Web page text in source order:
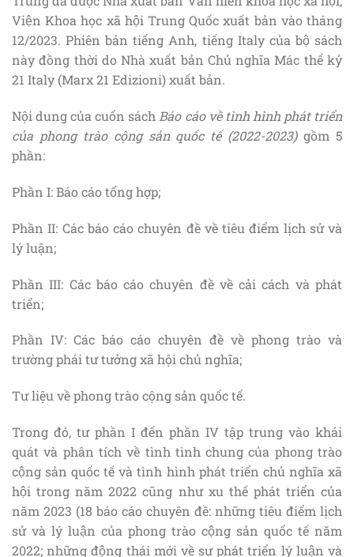
Viện Khoa học xã hội Trung Quốc xuất bản vào tháng
12/2023. Phiên bản tiếng Anh, tiếng Italy của bộ sách
này đồng thời do Nhà xuất bản Chủ nghĩa Mác thế kỷ
21 Italy (Marx 21 Edizioni) xuất bản.
Nội dung của cuốn sáchBáo cáo về tình hình phát triển
của phong trào cộng sản quốc tế (2022-2023)gồm 5
phần:
Phần I: Báo cáo tổng hợp;
Phần II: Các báo cáo chuyên đề về tiêu điểm lịch sử và
lý luận;
Phần III: Các báo cáo chuyên đề về cải cách và phát
triển;
Phần IV: Các báo cáo chuyên đề về phong trào và
trường phái tư tưởng xã hội chủ nghĩa;
Tư liệu về phong trào cộng sản quốc tế.
Trong đó, tư phần I đến phần IV tập trung vào khái
quát và phân tích về tình tình chung của phong trào
cộng sản quốc tế và tình hình phát triển chủ nghĩa xã
hội trong năm 2022 cũng như xu thế phát triển của
năm 2023 (18 báo cáo chuyên đề: những tiêu điểm lịch
sử và lý luận của phong trào cộng sản quốc tế năm
2022; những động thái mới về sự phát triển lý luận và